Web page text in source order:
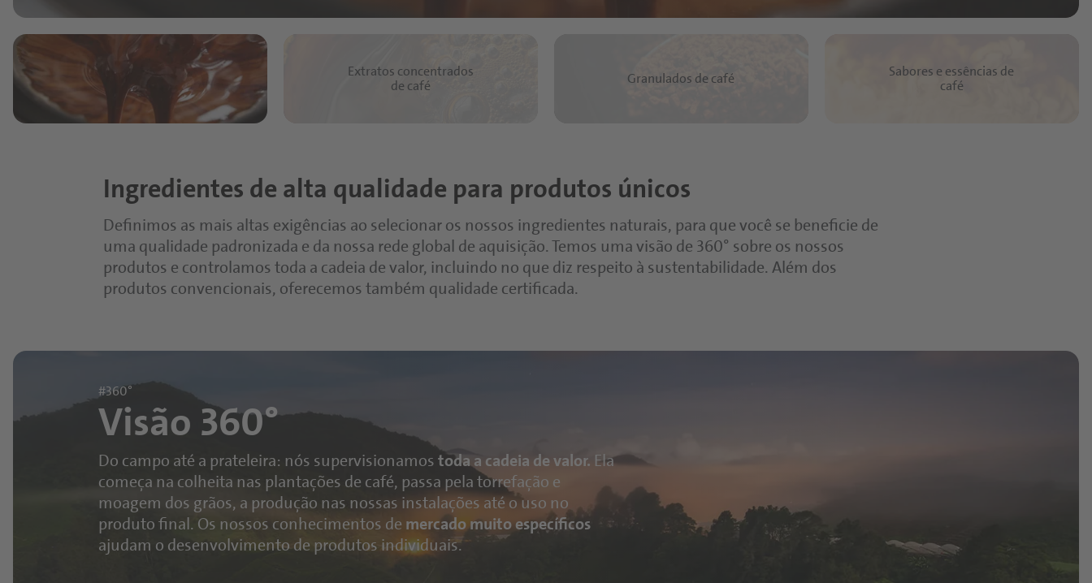
Extratos concentrados
de café
Granulados de café
Sabores e essências de
café
Ingredientes de alta qualidade para produtos únicos
Definimos as mais altas exigências ao selecionar os nossos ingredientes naturais, para que você se beneficie de
uma qualidade padronizada e da nossa rede global de aquisição. Temos uma visão de 360° sobre os nossos
produtos e controlamos toda a cadeia de valor, incluindo no que diz respeito à sustentabilidade. Além dos
produtos convencionais, oferecemos também qualidade certificada.
#360°
Visão 360°
Do campo até a prateleira: nós supervisionamostoda a cadeia de valor. Ela
começa na colheita nas plantações de café, passa pela torrefação e
moagem dos grãos, a produção nas nossas instalações até o uso no
produto final. Os nossos conhecimentos de mercado muito específicos
ajudam o desenvolvimento de produtos individuais.